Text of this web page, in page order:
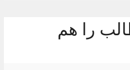
را هم